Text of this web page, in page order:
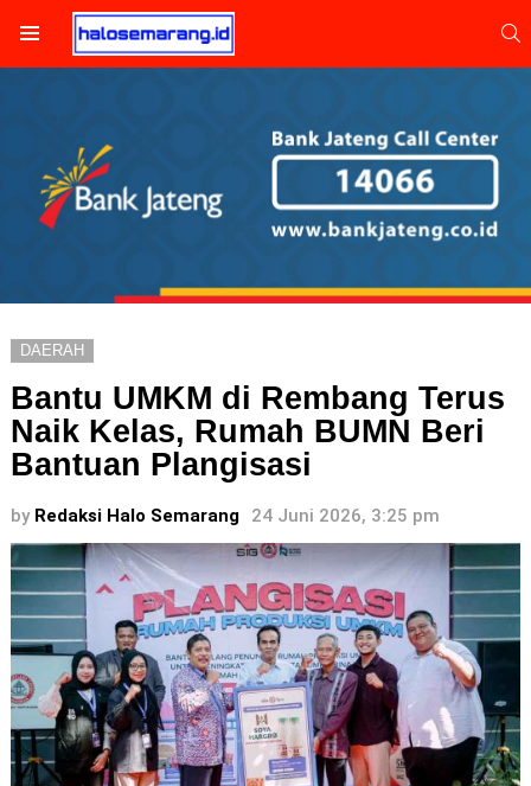
DAERAH
Bantu UMKM di Rembang Terus
Naik Kelas, Rumah BUMN Beri
Bantuan Plangisasi
by Redaksi Halo Semarang 24 Juni 2026, 3:25 pm